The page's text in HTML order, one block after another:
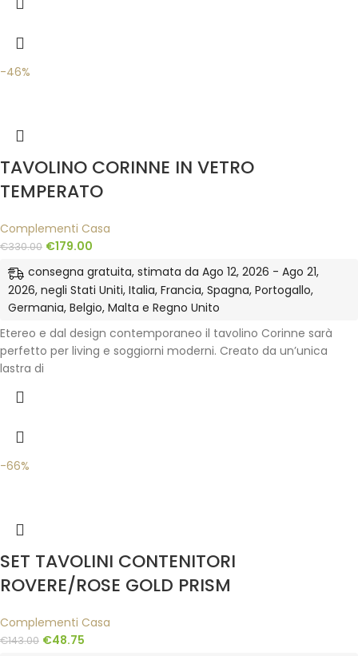
-46%
TAVOLINO CORINNE IN VETRO
TEMPERATO
Complementi Casa
€330.00 €179.00
consegna gratuita, stimata da Ago 12, 2026 - Ago 21,
2026, negli Stati Uniti, Italia, Francia, Spagna, Portogallo,
Germania, Belgio, Malta e Regno Unito
Etereo e dal design contemporaneo il tavolino Corinne sarà
perfetto per living e soggiorni moderni. Creato da un’unica
lastra di
-66%
SET TAVOLINI CONTENITORI
ROVERE/ROSE GOLD PRISM
Complementi Casa
€143.00 €48.75